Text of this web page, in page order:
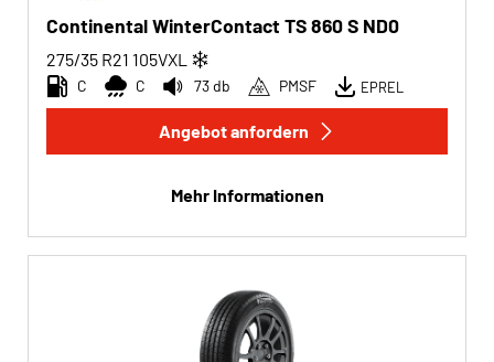
Continental WinterContact TS 860 S ND0
275/35 R21 105VXL
C C 73 db PMSF EPREL
Angebot anfordern
Mehr Informationen